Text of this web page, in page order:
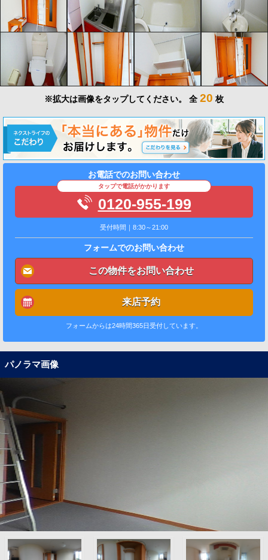
※拡大は画像をタップしてください。 全 20 枚
お電話でのお問い合わせ
タップで電話がかかります
0120-955-199
受付時間｜8:30～21:00
フォームでのお問い合わせ
この物件をお問い合わせ
来店予約
フォームからは24時間365日受付しています。
パノラマ画像